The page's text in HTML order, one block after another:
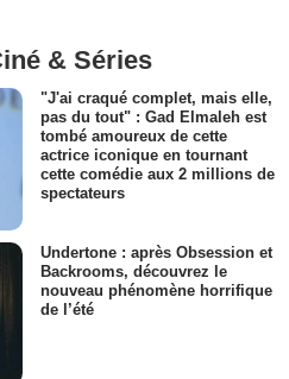
& Séries
"J'ai craqué complet, mais elle,
pas du tout" : Gad Elmaleh est
tombé amoureux de cette
actrice iconique en tournant
cette comédie aux 2 millions de
spectateurs
Undertone : après Obsession et
Backrooms, découvrez le
nouveau phénomène horrifique
de l’été